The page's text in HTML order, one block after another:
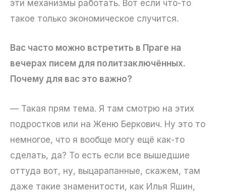
эти механизмы работать. Вот если что-то
такое только экономическое случится.
Вас часто можно встретить в Праге на
вечерах писем для политзаключённых.
Почему для вас это важно?
— Такая прям тема. Я там смотрю на этих
подростков или на Женю Беркович. Ну это то
немногое, что я вообще могу ещё как-то
сделать, да? То есть если все вышедшие
оттуда вот, ну, выцарапанные, скажем, там
даже такие знаменитости, как Илья Яшин,